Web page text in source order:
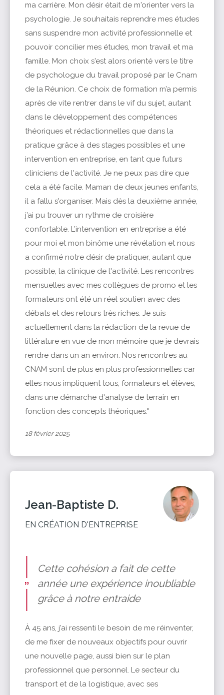
ma carrière. Mon désir était de m'orienter vers la
psychologie. Je souhaitais reprendre mes études
sans suspendre mon activité professionnelle et
pouvoir concilier mes études, mon travail et ma
famille. Mon choix s'est alors orienté vers le titre
de psychologue du travail proposé par le Cnam
de la Réunion. Ce choix de formation m’a permis
après de vite rentrer dans le vif du sujet, autant
dans le développement des compétences
théoriques et rédactionnelles que dans la
pratique grâce à des stages possibles et une
intervention en entreprise, en tant que futurs
cliniciens de l'activité. Je ne peux pas dire que
cela a été facile. Maman de deux jeunes enfants,
il a fallu s'organiser. Mais dès la deuxième année,
j’ai pu trouver un rythme de croisière
confortable. L’intervention en entreprise a été
pour moi et mon binôme une révélation et nous
a confirmé notre désir de pratiquer, autant que
possible, la clinique de l'activité. Les rencontres
mensuelles avec mes collègues de promo et les
formateurs ont été un réel soutien avec des
débats et des retours très riches. Je suis
actuellement dans la rédaction de la revue de
littérature en vue de mon mémoire que je devrais
rendre dans un an environ. Nos rencontres au
CNAM sont de plus en plus professionnelles car
elles nous impliquent tous, formateurs et élèves,
dans une démarche d'analyse de terrain en
fonction des concepts théoriques."
18 février 2025
Jean-Baptiste D.
EN CRÉATION D'ENTREPRISE
Cette cohésion a fait de cette
année une expérience inoubliable
grâce à notre entraide
À 45 ans, j’ai ressenti le besoin de me réinventer,
de me fixer de nouveaux objectifs pour ouvrir
une nouvelle page, aussi bien sur le plan
professionnel que personnel. Le secteur du
transport et de la logistique, avec ses